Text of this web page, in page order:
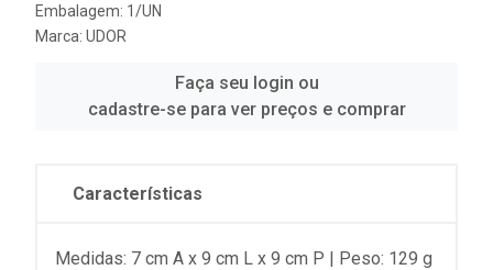
Embalagem: 1/UN
Marca: UDOR
Faça seu login ou
cadastre-se para ver preços e comprar
Características
Medidas: 7 cm A x 9 cm L x 9 cm P | Peso: 129 g